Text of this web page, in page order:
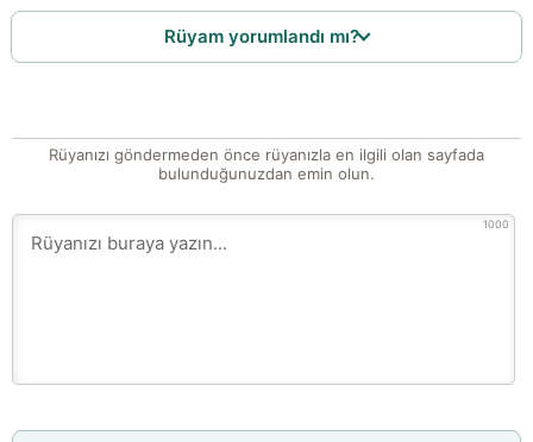
Rüyam yorumlandı mı?
Rüyanızı göndermeden önce rüyanızla en ilgili olan sayfada
bulunduğunuzdan emin olun.
1000